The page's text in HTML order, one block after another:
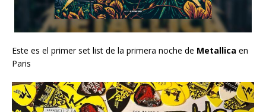
Este es el primer set list de la primera noche de Metallica en
Paris